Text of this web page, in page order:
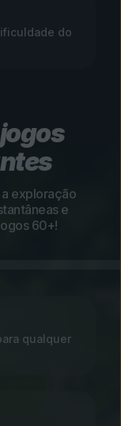
do
exploração
e
60+!
qualquer